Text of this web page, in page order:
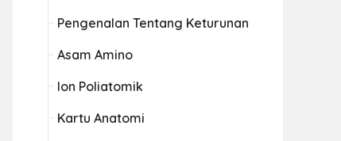
Pengenalan Tentang Keturunan
Asam Amino
Ion Poliatomik
Kartu Anatomi